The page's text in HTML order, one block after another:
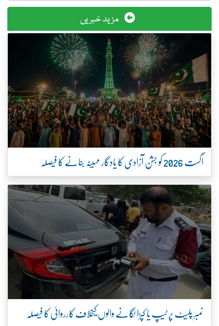
مزید خبریں
اگست 2026 کو جشنِ آزادی کا یادگار مہینہ بنانے کا فیصلہ
نمبر پلیٹ پر ٹیپ یا کپڑا لگانے والوں کیخلاف کارروائی کا فیصلہ